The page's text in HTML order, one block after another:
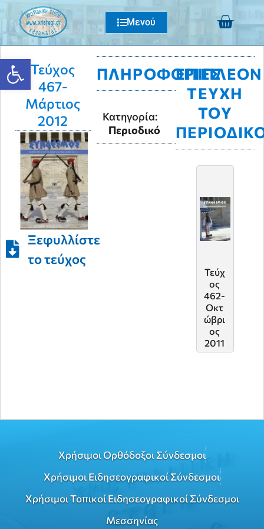
Μενού
Τεύχος
467-
Μάρτιος
2012
Ξεφυλλίστε
το τεύχος
ΠΛΗΡΟΦΟΡΊΕΣ
Κατηγορία:
Περιοδικό
ΕΠΙΠΛΈΟΝ
ΤΕΎΧΗ
ΤΟΥ
Τεύχ
ος
462-
Οκτ
ώβρι
ος
2011
Χρήσιμοι Ορθόδοξοι Σύνδεσμοι
Χρήσιμοι Ειδησεογραφικοί Σύνδεσμοι
Χρήσιμοι Τοπικοί Ειδησεογραφικοί Σύνδεσμοι
Μεσσηνίας
Ανοίξτε τη γραμμή εργαλείων